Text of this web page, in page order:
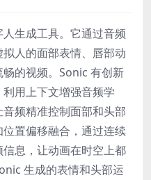
生成工具。它通过音频
人的面部表情、唇部动
的视频。Sonic 有创新
用上下文增强音频学
频精准控制面部和头部
置偏移融合，通过连续
息，让动画在时空上都
生成的表情和头部运